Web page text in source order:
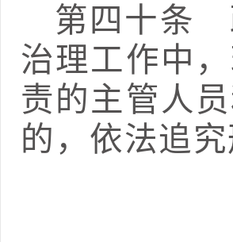
第 四十条
治理工作中
责的主管人
的，依法追